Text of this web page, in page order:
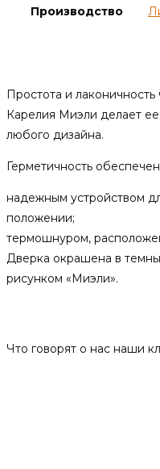
Производство
Простота и
Карелия Миэли делает
любого дизайна.
Герметичность
надежным устройством
положении;
термошнуром,
Дверка окрашена в
рисунком «Миэли».
Что говорят о нас наши